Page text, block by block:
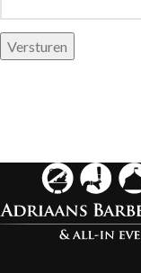
Versturen